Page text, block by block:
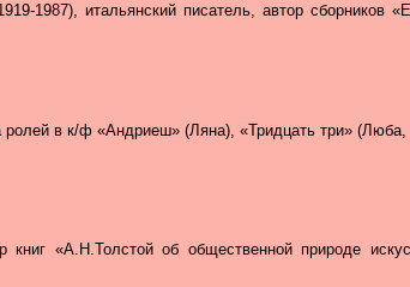
1987), итальянский писатель, автор сборников
ролей в к/ф «Андриеш» (Ляна), «Тридцать три» (Люба,
книг «А.Н.Толстой об общественной природе